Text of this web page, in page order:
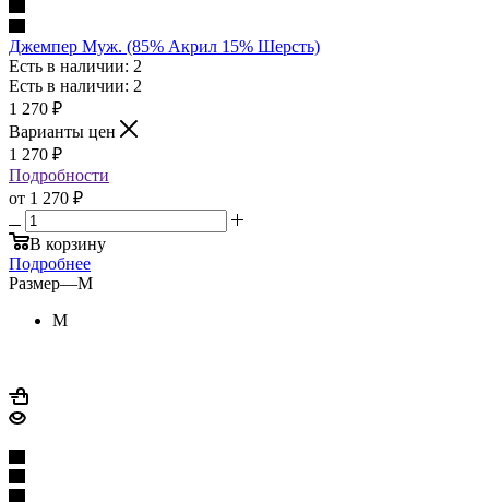
Джемпер Муж. (85% Акрил 15% Шерсть)
Есть в наличии: 2
Есть в наличии: 2
1 270 ₽
Варианты цен
1 270 ₽
Подробности
от 1 270 ₽
В корзину
Подробнее
Размер—M
M